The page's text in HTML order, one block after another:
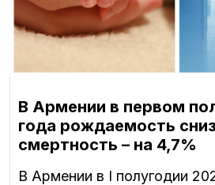
В Армении в первом
года рождаемость
смертность – на 4,7%
В Армении в I полугодии